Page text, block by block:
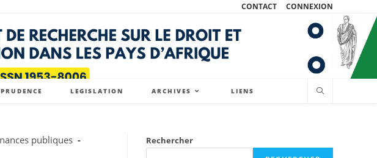
CONTACT CONNEXION
LEGISLATION ARCHIVES LIENS
publiques
Rechercher